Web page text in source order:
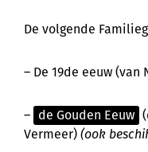
De volgende
– De 19de eeuw
– de Gouden Eeuw
Vermeer)(ook